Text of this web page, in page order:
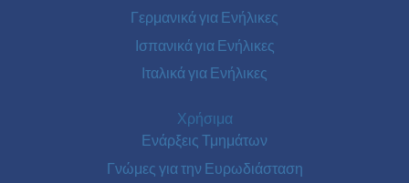
Γερμανικά για Ενήλικες
Ισπανικά για Ενήλικες
Ιταλικά για Ενήλικες
Χρήσιμα
Ενάρξεις Τμημάτων
Γνώμες για την Ευρωδιάσταση